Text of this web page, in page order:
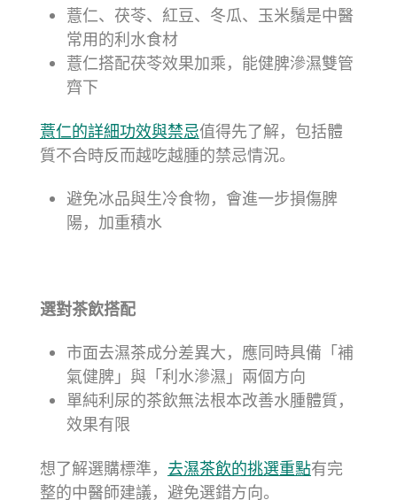
薏仁、茯苓、紅豆、冬瓜、玉米鬚是中醫
常用的利水食材
薏仁搭配茯苓效果加乘，能健脾滲濕雙管
齊下
薏仁的詳細功效與禁忌值得先了解，包括體
質不合時反而越吃越腫的禁忌情況。
避免冰品與生冷食物，會進一步損傷脾
陽，加重積水
選對茶飲搭配
市面去濕茶成分差異大，應同時具備「補
氣健脾」與「利水滲濕」兩個方向
單純利尿的茶飲無法根本改善水腫體質，
效果有限
想了解選購標準， 去濕茶飲的挑選重點有完
整的中醫師建議，避免選錯方向。